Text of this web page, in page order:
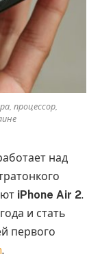
процессор,
над
iPhone Air 2.
и стать
первого
.